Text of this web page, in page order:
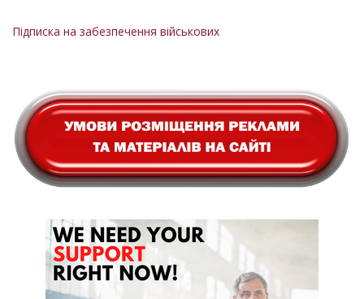
Підписка на забезпечення військових